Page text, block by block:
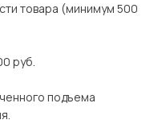
товара (минимум 500
руб.
подъема